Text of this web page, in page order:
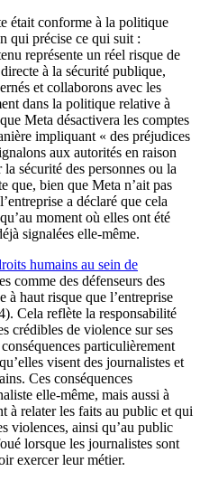
était conforme à la politique
qui précise ce qui suit :
représente un réel risque de
à la sécurité publique,
et collaborons avec les
dans la politique relative à
Meta désactivera les comptes
impliquant « des préjudices
aux autorités en raison
sécurité des personnes ou la
que, bien que Meta n’ait pas
a déclaré que cela
moment où elles ont été
signalées elle-même.
humains au sein de
comme des défenseurs des
à haut risque que l’entreprise
Cela reflète la responsabilité
crédibles de violence sur ses
particulièrement
visent des journalistes et
Ces conséquences
elle-même, mais aussi à
à relater les faits au public et qui
violences, ainsi qu’au public
lorsque les journalistes sont
exercer leur métier.